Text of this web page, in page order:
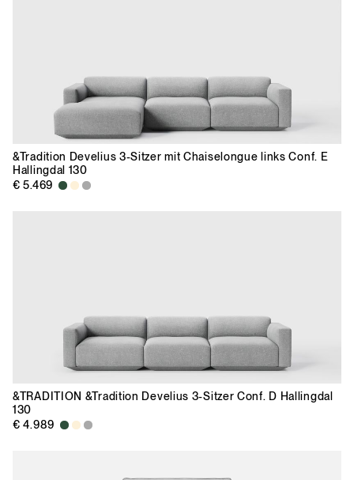
&Tradition Develius 3-Sitzer mit Chaiselongue links Conf. E
Hallingdal 130
€ 5.469
&TRADITION &Tradition Develius 3-Sitzer Conf. D Hallingdal
130
€ 4.989